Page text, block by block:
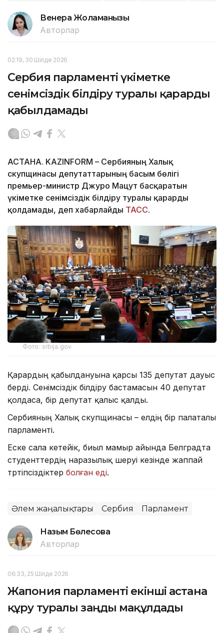
Венера Жоламанқызы
Авторлар
02:19, 30 Шілде 2026
Сербия парламенті үкіметке
сенімсіздік білдіру туралы қарарды
қабылдамады
АСТАНА. KAZINFORM – Сербияның Халық
скупщинасы депутаттарының басым бөлігі
премьер-министр Джуро Мацут басқаратын
үкіметке сенімсіздік білдіру туралы қарарды
қолдамады, деп хабарлайды ТАСС.
Фото: srbija.gov
Қарардың қабылдануына қарсы 135 депутат дауыс
берді. Сенімсіздік білдіру бастамасын 40 депутат
қолдаса, бір депутат қалыс қалды.
Сербияның Халық скупщинасы – елдің бір палаталы
парламенті.
Еске сала кетейік, биыл мамыр айында Белградта
студенттердің наразылық шеруі кезінде жаппай
тәртіпсіздіктер болған еді.
Әлем жаңалықтары Сербия Парламент
Назым Бөлесова
Авторлар
06:33, 25 Шілде 2026
Жапония парламенті екінші астана
құру туралы заңды мақұлдады